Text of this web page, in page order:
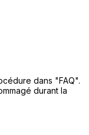
dans "FAQ".
durant la